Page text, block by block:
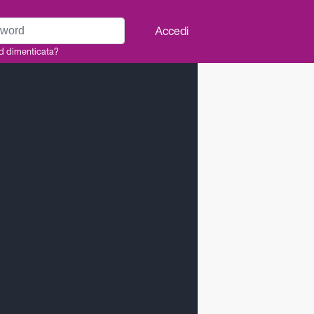
dimenticata?
Accedi